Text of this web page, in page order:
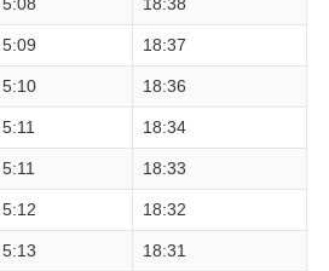
5:09 18:37
5:10 18:36
5:11 18:34
5:11 18:33
5:12 18:32
5:13 18:31